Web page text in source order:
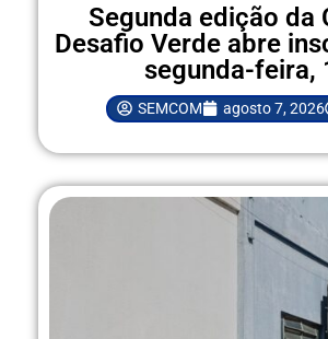
Segunda edição da
Desafio Verde abre
segunda-feira,
SEMCOM agosto 7, 2026